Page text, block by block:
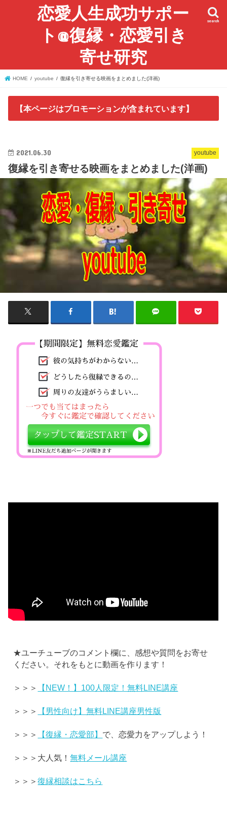
恋愛人生成功サポー
ト@復縁・恋愛引き
寄せ研究
search
HOME youtube 復縁を引き寄せる映画をまとめました(洋画)
【本ページはプロモーションが含まれています】
youtube
2021.06.30
復縁を引き寄せる映画をまとめました(洋画)
★ユーチューブのコメント欄に、感想や質問をお寄せ
ください。それをもとに動画を作ります！
＞＞＞ 【NEW！】100人限定！無料LINE講座
＞＞＞ 【男性向け】無料LINE講座男性版
＞＞＞ 【復縁・恋愛部】 で、恋愛力をアップしよう！
＞＞＞大人気！無料メール講座
＞＞＞復縁相談はこちら